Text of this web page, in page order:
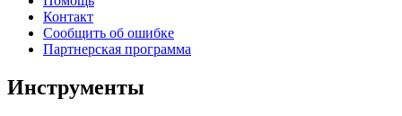
Контакт
Сообщить об ошибке
Партнерская программа
Инструменты